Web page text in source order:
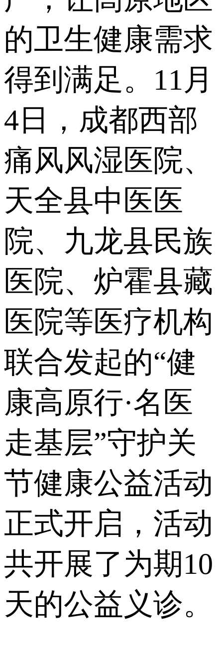
的卫生健康需求
得到满足。11月
4日，成都西部
痛风风湿医院、
天全县中医医
院、九龙县民族
医院、炉霍县藏
医院等医疗机构
联合发起的“健
康高原行·名医
走基层”守护关
节健康公益活动
正式开启，活动
共开展了为期10
天的公益义诊。